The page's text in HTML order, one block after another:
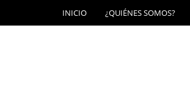
INICIO ¿QUIÉNES SOMOS?